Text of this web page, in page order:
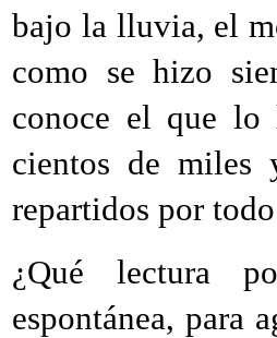
bajo la lluvia, el
como se hizo
conoce el que lo
cientos de miles
repartidos por
¿Qué lectura
espontánea, para